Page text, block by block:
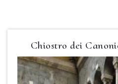
Chiostro dei